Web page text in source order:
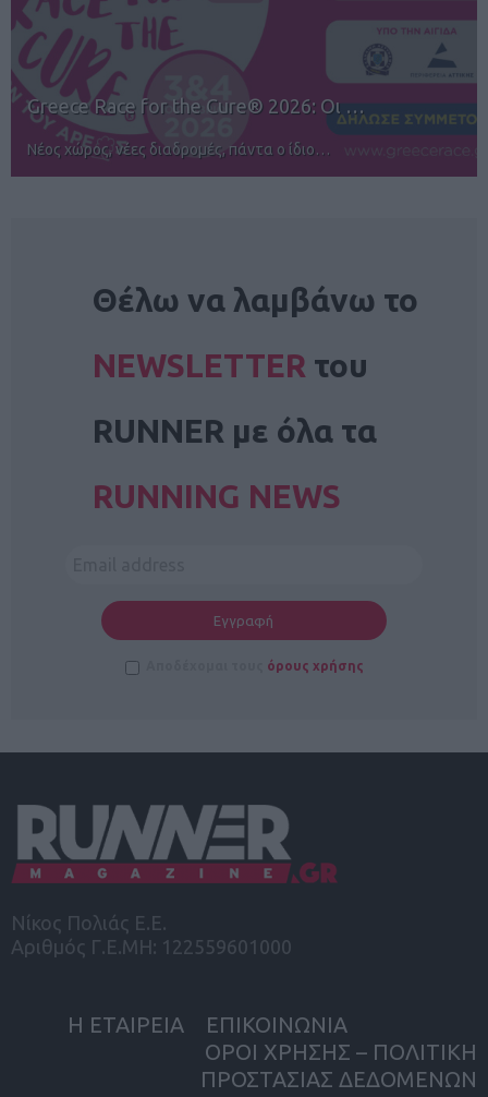
12ος TUI Rhodes Marathon: Άνοιγμα ε…
Αγώνες για όλους στην Ρόδο
Θέλω να λαμβάνω το
NEWSLETTER του
RUNNER με όλα τα
RUNNING NEWS
όρους χρήσης
Νίκος Πολιάς Ε.Ε.
Αριθμός Γ.Ε.ΜΗ: 122559601000
Η ΕΤΑΙΡΕΙΑ
ΕΠΙΚΟΙΝΩΝΙΑ
ΟΡΟΙ ΧΡΗΣΗΣ – ΠΟΛΙΤΙΚΗ
ΠΡΟΣΤΑΣΙΑΣ ΔΕΔΟΜΕΝΩΝ